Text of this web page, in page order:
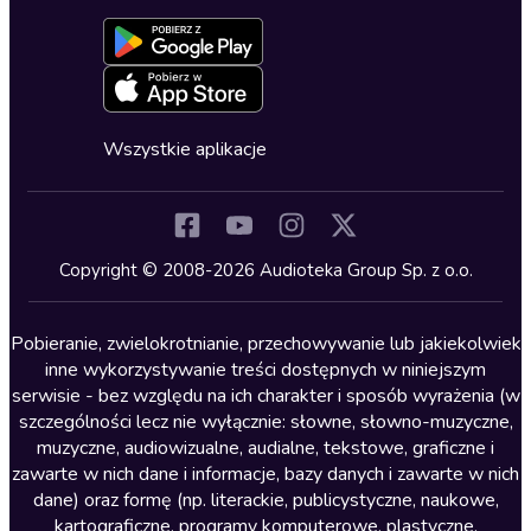
Dla młodzieży
Kryminały
Lektury szkolne
Literatura anglojęzyczna
Literatura faktu
Literatura obyczajowa
Literatura piękna obca
Literatura piękna polska
Formularz zgłaszania nielegalnych treści
Deklaracja dostępności
Oferta dla firm i bibliotek
Blog
Zapowiedzi
Cykle audiobooków
Wszystkie aplikacje
Copyright © 2008-2026 Audioteka Group Sp. z o.o.
Pobieranie, zwielokrotnianie, przechowywanie lub jakiekolwiek
inne wykorzystywanie treści dostępnych w niniejszym
serwisie - bez względu na ich charakter i sposób wyrażenia (w
szczególności lecz nie wyłącznie: słowne, słowno-muzyczne,
muzyczne, audiowizualne, audialne, tekstowe, graficzne i
zawarte w nich dane i informacje, bazy danych i zawarte w nich
dane) oraz formę (np. literackie, publicystyczne, naukowe,